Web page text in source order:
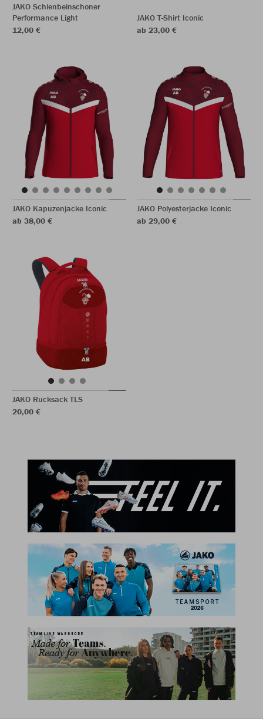
JAKO Schienbeinschoner
Performance Light
12,00 €
JAKO T-Shirt Iconic
ab 23,00 €
JAKO Kapuzenjacke Iconic
ab 38,00 €
JAKO Polyesterjacke Iconic
ab 29,00 €
JAKO Rucksack TLS
20,00 €